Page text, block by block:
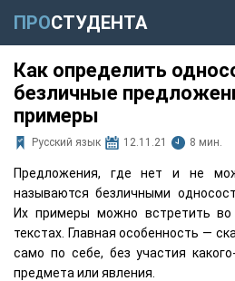
ПРОСТУДЕНТА
Как определить
безличные
примеры
Русский язык 12.11.21 8 мин.
Предложения, где нет и не
называются безличными
Их примеры можно встретить во
текстах. Главная особенность —
само по себе, без участия
предмета или явления.